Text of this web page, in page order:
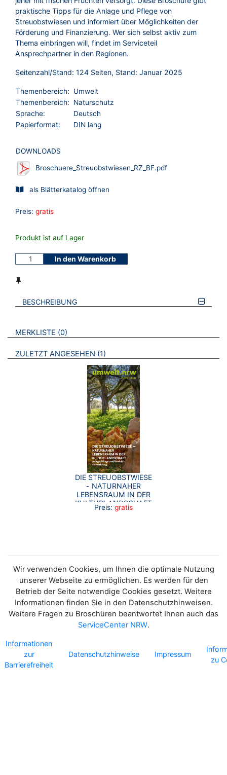
praktische Tipps für die Anlage und Pflege von
Streuobstwiesen und informiert über Möglichkeiten der
Förderung und Finanzierung. Wer sich selbst aktiv zum
Thema einbringen will, findet im Serviceteil
Ansprechpartner in den Regionen.
Seitenzahl/Stand: 124 Seiten, Stand: Januar 2025
Themenbereich:
Umwelt
Themenbereich:
Naturschutz
Sprache:
Deutsch
Papierformat:
DIN lang
DOWNLOADS
Broschuere_Streuobstwiesen_RZ_BF.pdf
als Blätterkatalog öffnen
Preis: gratis
Produkt ist auf Lager
In den Warenkorb
BESCHREIBUNG
VERWEISE AUF VERMERKTE- ODER ZULETZT ANGESEHENE
MERKLISTE 0 BROSCHÜREN
ZULETZT ANGESEHEN 1 BROSCHÜREN
DIE STREUOBSTWIESE
- NATURNAHER
LEBENSRAUM IN DER
KULTURLANDSCHAFT
Preis: gratis
Wir verwenden Cookies, um Ihnen die optimale Nutzung
unserer Webseite zu ermöglichen. Es werden für den
Betrieb der Seite notwendige Cookies gesetzt. Weitere
Informationen finden Sie in den Datenschutzhinweisen.
Weitere Fragen zu Broschüren beantwortet Ihnen auch das
ServiceCenter NRW.
Informationen
zur
Barrierefreiheit
Datenschutzhinweise Impressum
zu